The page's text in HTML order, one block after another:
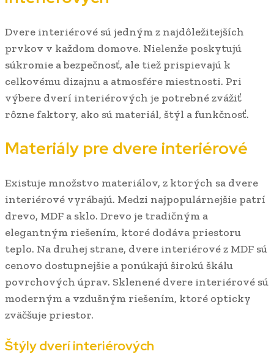
Dvere interiérové sú jedným z najdôležitejších
prvkov v každom domove. Nielenže poskytujú
súkromie a bezpečnosť, ale tiež prispievajú k
celkovému dizajnu a atmosfére miestnosti. Pri
výbere dverí interiérových je potrebné zvážiť
rôzne faktory, ako sú materiál, štýl a funkčnosť.
Materiály pre dvere interiérové
Existuje množstvo materiálov, z ktorých sa dvere
interiérové vyrábajú. Medzi najpopulárnejšie patrí
drevo, MDF a sklo. Drevo je tradičným a
elegantným riešením, ktoré dodáva priestoru
teplo. Na druhej strane, dvere interiérové z MDF sú
cenovo dostupnejšie a ponúkajú širokú škálu
povrchových úprav. Sklenené dvere interiérové sú
moderným a vzdušným riešením, ktoré opticky
zväčšuje priestor.
Štýly dverí interiérových